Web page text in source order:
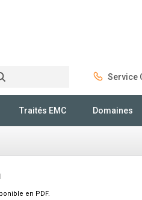
Service
Traités EMC Domaines
en PDF.